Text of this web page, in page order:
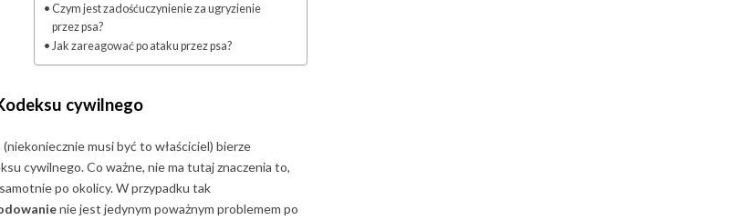
Czym jest zadośćuczynienie za ugryzienie
przez psa?
Jak zareagować po ataku przez psa?
cywilnego
musi być to właściciel) bierze
cywilnego. Co ważne, nie ma tutaj znaczenia to,
po okolicy. W przypadku tak
nie jest jedynym poważnym problemem po